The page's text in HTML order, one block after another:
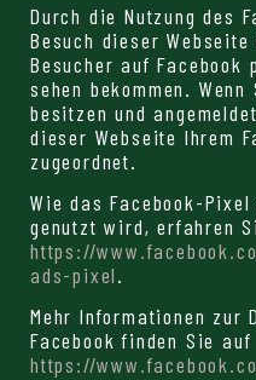
Durch die Nutzung des
Besuch dieser
Besucher auf Facebook
sehen bekommen.
besitzen und
dieser Webseite Ihrem
zugeordnet.
Wie das Facebook-Pixel
genutzt wird, erfahren
https://
ads-pixel.
Mehr Informationen zur
Facebook finden Sie auf
https://